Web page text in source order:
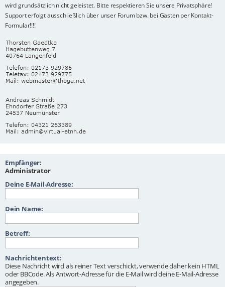
wird grundsätzlich nicht geleistet. Bitte respektieren Sie unsere Privatsphäre!
Support erfolgt ausschließlich über unser Forum bzw. bei Gästen per Kontakt-
Formular!!!!
Empfänger:
Administrator
Deine E-Mail-Adresse:
Dein Name:
Betreff:
Nachrichtentext:
Diese Nachricht wird als reiner Text verschickt, verwende daher kein HTML
oder BBCode. Als Antwort-Adresse für die E-Mail wird deine E-Mail-Adresse
angegeben.